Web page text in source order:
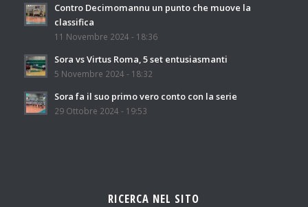
Contro Decimomannu un punto che muove la
classifica
11 Novembre 2024 - 18:36
Sora vs Virtus Roma, 5 set entusiasmanti
5 Novembre 2024 - 18:32
Sora fa il suo primo vero conto con la serie
29 Ottobre 2024 - 19:53
RICERCA NEL SITO